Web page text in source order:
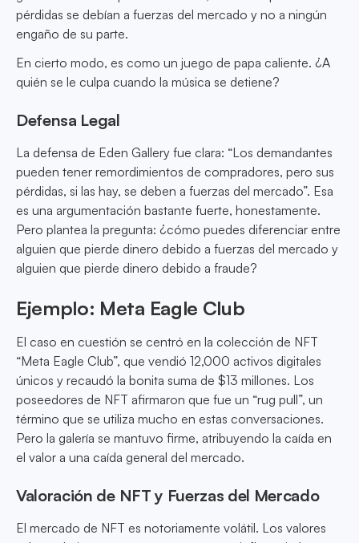
pérdidas se debían a fuerzas del mercado y no a ningún
engaño de su parte.
En cierto modo, es como un juego de papa caliente. ¿A
quién se le culpa cuando la música se detiene?
Defensa Legal
La defensa de Eden Gallery fue clara: “Los demandantes
pueden tener remordimientos de compradores, pero sus
pérdidas, si las hay, se deben a fuerzas del mercado”. Esa
es una argumentación bastante fuerte, honestamente.
Pero plantea la pregunta: ¿cómo puedes diferenciar entre
alguien que pierde dinero debido a fuerzas del mercado y
alguien que pierde dinero debido a fraude?
Ejemplo: Meta Eagle Club
El caso en cuestión se centró en la colección de NFT
“Meta Eagle Club”, que vendió 12,000 activos digitales
únicos y recaudó la bonita suma de $13 millones. Los
poseedores de NFT afirmaron que fue un “rug pull”, un
término que se utiliza mucho en estas conversaciones.
Pero la galería se mantuvo firme, atribuyendo la caída en
el valor a una caída general del mercado.
Valoración de NFT y Fuerzas del Mercado
El mercado de NFT es notoriamente volátil. Los valores